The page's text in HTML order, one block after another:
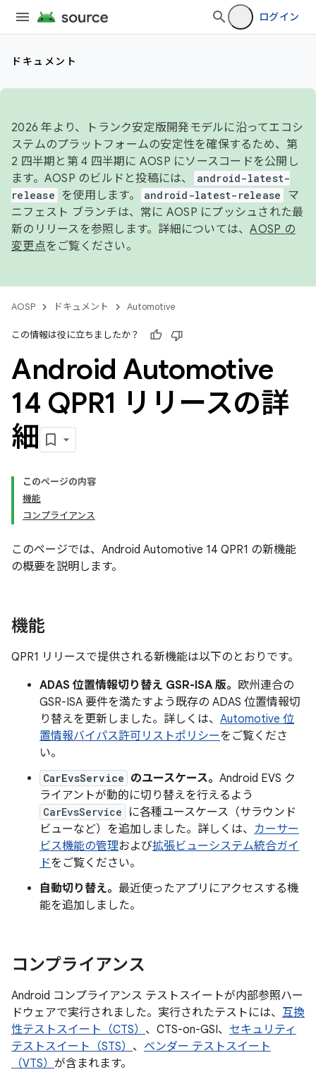
ログイン
ドキュメント
2026 年より、トランク安定版開発モデルに沿ってエコシ
ステムのプラットフォームの安定性を確保するため、第
2 四半期と第 4 四半期に AOSP にソースコードを公開し
ます。AOSP のビルドと投稿には、
android-latest-
release
を使用します。 android-latest-release
マ
ニフェスト ブランチは、常に AOSP にプッシュされた最
新のリリースを参照します。詳細については、AOSP の
変更点をご覧ください。
AOSP ドキュメント Automotive
この情報は役に立ちましたか？
Android Automotive
14 QPR1 リリースの詳
細
このページの内容
機能
コンプライアンス
このページでは、Android Automotive 14 QPR1 の新機能
の概要を説明します。
機能
QPR1 リリースで提供される新機能は以下のとおりです。
ADAS 位置情報切り替え GSR-ISA 版。 欧州連合の
GSR-ISA 要件を満たすよう既存の ADAS 位置情報切
り替えを更新しました。詳しくは、 Automotive 位
置情報バイパス許可リストポリシーをご覧くださ
い。
CarEvsService のユースケース。 Android EVS ク
ライアントが動的に切り替えを行えるよう
CarEvsService
に各種ユースケース（サラウンド
ビューなど）を追加しました。詳しくは、 カーサー
ビス機能の管理および拡張ビューシステム統合ガイ
ドをご覧ください。
自動切り替え。 最近使ったアプリにアクセスする機
能を追加しました。
コンプライアンス
Android コンプライアンス テストスイートが内部参照ハー
ドウェアで実行されました。実行されたテストには、 互換
性テストスイート（CTS） 、CTS-on-GSI、 セキュリティ
テストスイート（STS） 、 ベンダー テストスイート
（VTS） が含まれます。